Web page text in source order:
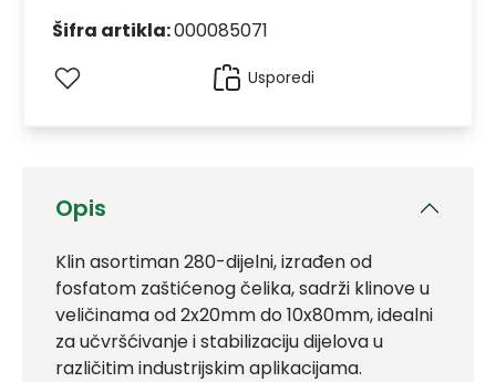
Opis
Klin asortiman 280-dijelni, izrađen od
fosfatom zaštićenog čelika, sadrži klinove u
veličinama od 2x20mm do 10x80mm, idealni
za učvršćivanje i stabilizaciju dijelova u
različitim industrijskim aplikacijama.
Šifra artikla:000085071
Usporedi